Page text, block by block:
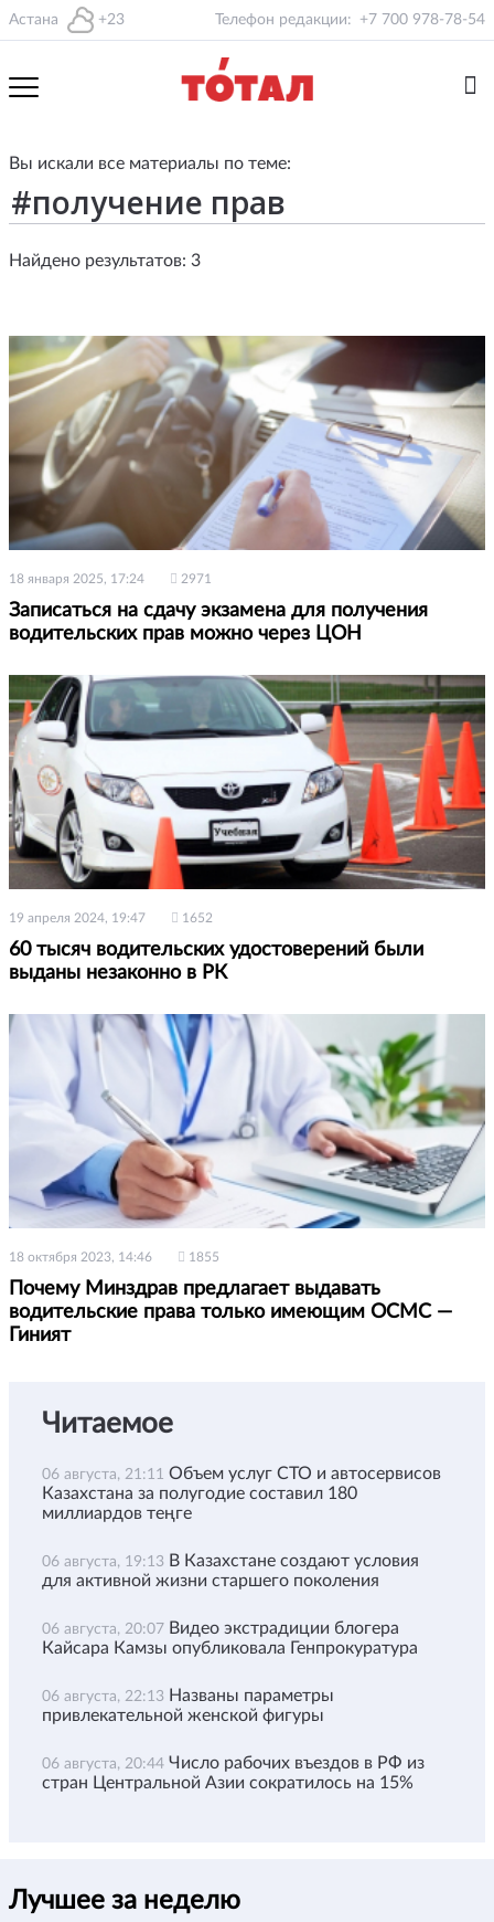
Астана +23 Телефон редакции: +7 700 978-78-54
Вы искали все материалы по теме:
Найдено результатов: 3
18 января 2025, 17:24 2971
Записаться на сдачу экзамена для получения
водительских прав можно через ЦОН
19 апреля 2024, 19:47 1652
60 тысяч водительских удостоверений были
выданы незаконно в РК
18 октября 2023, 14:46 1855
Почему Минздрав предлагает выдавать
водительские права только имеющим ОСМС —
Гиният
Читаемое
06 августа, 21:11 Объем услуг СТО и автосервисов
Казахстана за полугодие составил 180
миллиардов теңге
06 августа, 19:13 В Казахстане создают условия
для активной жизни старшего поколения
06 августа, 20:07 Видео экстрадиции блогера
Кайсара Камзы опубликовала Генпрокуратура
06 августа, 22:13 Названы параметры
привлекательной женской фигуры
06 августа, 20:44 Число рабочих въездов в РФ из
стран Центральной Азии сократилось на 15%
Лучшее за неделю